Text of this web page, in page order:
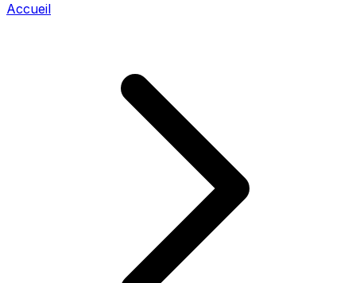
Accueil